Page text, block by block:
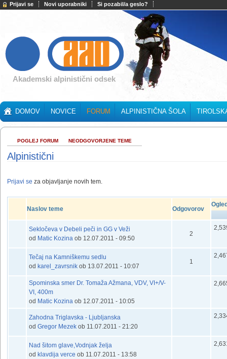
Prijavi se Novi uporabniki Si pozabil/a geslo?
Akademski alpinistični odsek
DOMOV NOVICE FORUM ALPINISTIČNA ŠOLA
POGLEJ FORUM NEODGOVORJENE TEME
Alpinistični
Prijavi se za objavljanje novih tem.
Naslov teme Odgovorov
default
Sekločeva v Debeli peči in GG v Veži
od Matic Kozina ob 12.07.2011 - 09:50
2
default
Tečaj na Kamniškemu sedlu
od karel_zavrsnik ob 13.07.2011 - 10:07
1
default
Spominska smer Dr. Tomaža Ažmana, VDV, VI+/V-
VI, 400m
od Matic Kozina ob 12.07.2011 - 10:05
default
Zahodna Triglavska - Ljubljanska
od Gregor Mezek ob 11.07.2011 - 21:20
default
Nad šitom glave,Vodnjak želja
od klavdija verce ob 11.07.2011 - 13:58